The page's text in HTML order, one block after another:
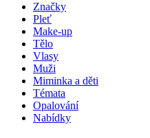
Značky
Pleť
Make-up
Tělo
Vlasy
Muži
Miminka a děti
Témata
Opalování
Nabídky